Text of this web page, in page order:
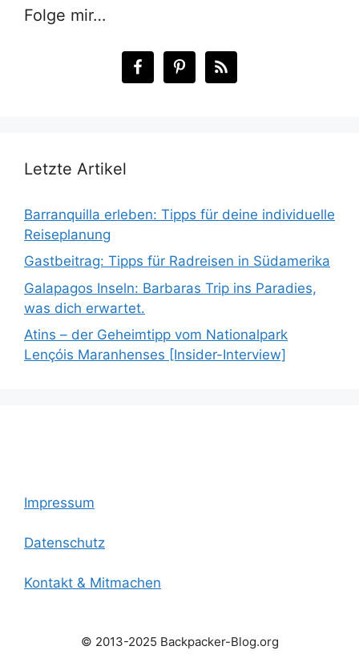
Folge mir…
Letzte Artikel
Barranquilla erleben: Tipps für deine individuelle
Reiseplanung
Gastbeitrag: Tipps für Radreisen in Südamerika
Galapagos Inseln: Barbaras Trip ins Paradies,
was dich erwartet.
Atins – der Geheimtipp vom Nationalpark
Lençóis Maranhenses [Insider-Interview]
Impressum
Datenschutz
Kontakt & Mitmachen
© 2013-2025 Backpacker-Blog.org